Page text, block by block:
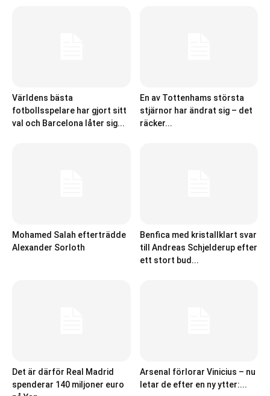
Världens bästa
fotbollsspelare har gjort sitt
val och Barcelona låter sig...
En av Tottenhams största
stjärnor har ändrat sig – det
räcker...
Mohamed Salah efterträdde
Alexander Sorloth
Benfica med kristallklart svar
till Andreas Schjelderup efter
ett stort bud...
Det är därför Real Madrid
spenderar 140 miljoner euro
Arsenal förlorar Vinicius – nu
letar de efter en ny ytter:...